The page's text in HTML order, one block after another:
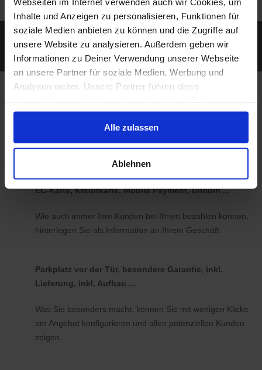
Inhalte und Anzeigen zu personalisieren, Funktionen für
soziale Medien anbieten zu können und die Zugriffe auf
unsere Website zu analysieren. Außerdem geben wir
Informationen zu Deiner Verwendung unserer Webseite
an unsere Partner für soziale Medien, Werbung und
Analysen weiter. Unsere Partner führen diese
zusammen, die Du ihnen bereitgestellt hast oder die sie
im Rahmen Deiner Nutzung der Dienste gesammelt
haben.
Alle zulassen
Ablehnen
Erreichen Sie auch diejenigen Kunden, die mit
ihrem Smartphone unterwegs nach Geschäften
und Produkten in der Nähe suchen.
Bei koomio legen wir
Wert auf Ihre
Individualität
EC-Karte, Kreditkarte, Mobile Payment, Bitcoin ...
Wie auch immer Ihre Kunden bei Ihnen bezahlen können,
hinterlegen Sie als Information an Ihrem Geschäft.
Parkplatz vor der Tür, besondere Garantie, inkl.
Lieferung, inkl. Aufbau ...
Was Sie besonders macht, können Sie mit wenigen Klicks
am Angebot konfigurieren und allen potenziellen Kunden
zeigen.